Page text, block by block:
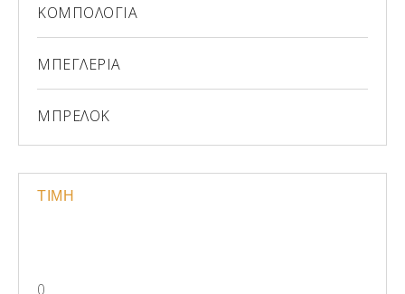
ΚΟΜΠΟΛΟΓΙΑ
ΜΠΕΓΛΕΡΙΑ
ΜΠΡΕΛΟΚ
ΤΙΜΗ